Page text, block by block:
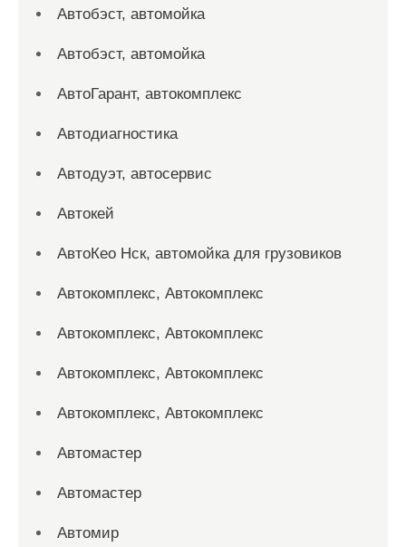
Автобэст, автомойка
Автобэст, автомойка
АвтоГарант, автокомплекс
Автодиагностика
Автодуэт, автосервис
Автокей
АвтоКео Нск, автомойка для грузовиков
Автокомплекс, Автокомплекс
Автокомплекс, Автокомплекс
Автокомплекс, Автокомплекс
Автокомплекс, Автокомплекс
Автомастер
Автомастер
Автомир